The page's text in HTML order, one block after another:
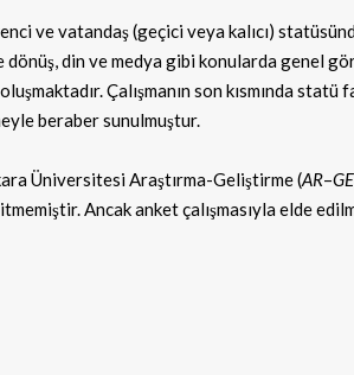
ve vatandaş (geçici veya kalıcı)
dönüş, din ve medya gibi konularda genel
Çalışmanın son kısmında statü
beraber sunulmuştur.
Üniversitesi Araştırma-Geliştirme (AR–GE
Ancak anket çalışmasıyla elde